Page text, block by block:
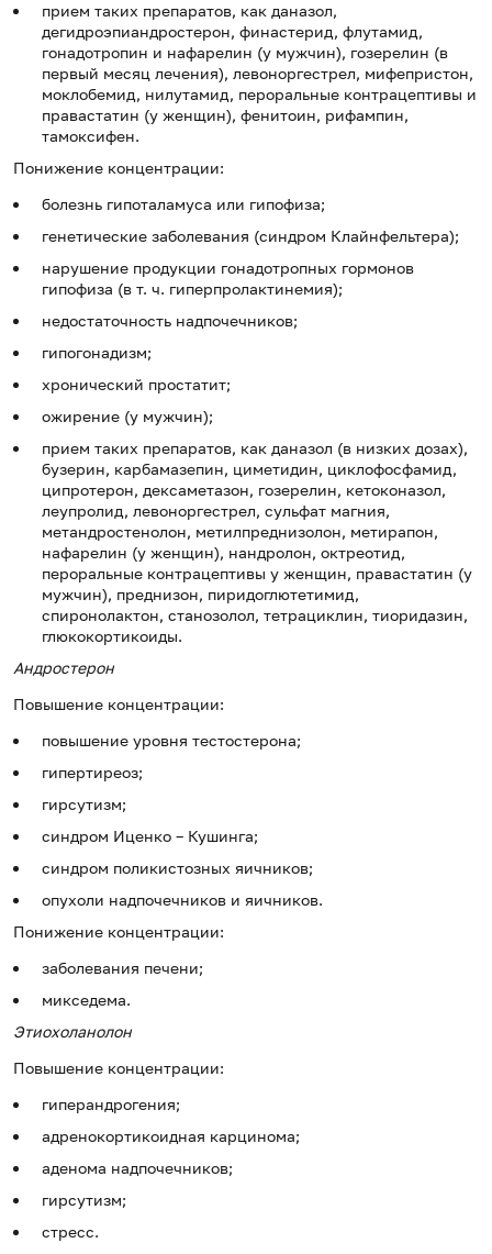
прием таких препаратов, как даназол,
дегидроэпиандростерон, финастерид, флутамид,
гонадотропин и нафарелин (у мужчин), гозерелин (в
первый месяц лечения), левоноргестрел, мифепристон,
моклобемид, нилутамид, пероральные контрацептивы и
правастатин (у женщин), фенитоин, рифампин,
тамоксифен.
Понижение концентрации:
болезнь гипоталамуса или гипофиза;
генетические заболевания (синдром Клайнфельтера);
нарушение продукции гонадотропных гормонов
гипофиза (в т. ч. гиперпролактинемия);
недостаточность надпочечников;
гипогонадизм;
хронический простатит;
ожирение (у мужчин);
прием таких препаратов, как даназол (в низких дозах),
бузерин, карбамазепин, циметидин, циклофосфамид,
ципротерон, дексаметазон, гозерелин, кетоконазол,
леупролид, левоноргестрел, сульфат магния,
метандростенолон, метилпреднизолон, метирапон,
нафарелин (у женщин), нандролон, октреотид,
пероральные контрацептивы у женщин, правастатин (у
мужчин), преднизон, пиридоглютетимид,
спиронолактон, станозолол, тетрациклин, тиоридазин,
глюкокортикоиды.
Андростерон
Повышение концентрации:
повышение уровня тестостерона;
гипертиреоз;
гирсутизм;
синдром Иценко – Кушинга;
синдром поликистозных яичников;
опухоли надпочечников и яичников.
Понижение концентрации:
заболевания печени;
микседема.
Этиохоланолон
Повышение концентрации:
гиперандрогения;
адренокортикоидная карцинома;
аденома надпочечников;
гирсутизм;
стресс.